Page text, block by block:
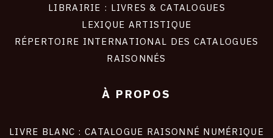
LIBRAIRIE : LIVRES & CATALOGUES
LEXIQUE ARTISTIQUE
RÉPERTOIRE INTERNATIONAL DES CATALOGUES
RAISONNÉS
À PROPOS
LIVRE BLANC : CATALOGUE RAISONNÉ NUMÉRIQUE